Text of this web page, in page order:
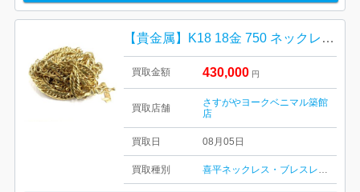
【貴金属】K18 18金 750 ネックレス ジュエリー アクセサリー
買取金額 430,000 円
買取店舗
さすがやヨークベニマル築館
店
買取日 08月05日
買取種別 喜平ネックレス・ブレスレット